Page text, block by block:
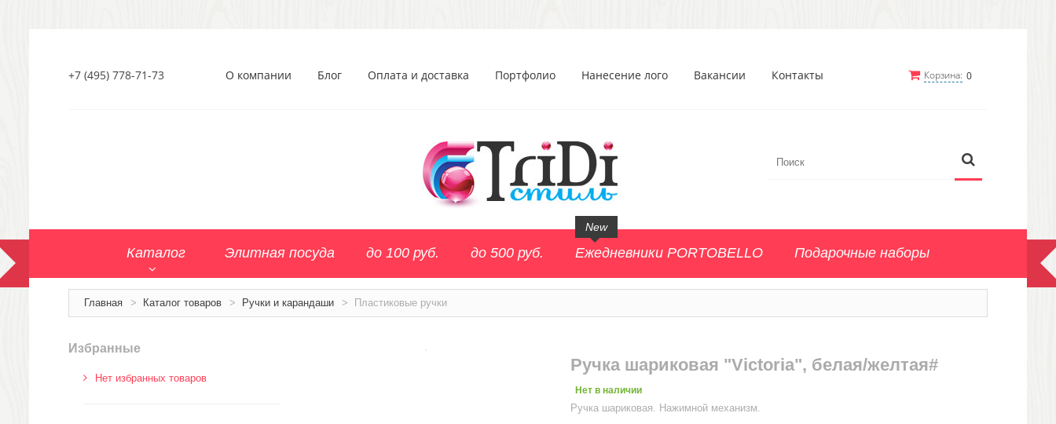
Корзина: 0
+7 (495) 778-71-73 О компании Блог Оплата и доставка Портфолио Нанесение лого Вакансии Контакты
Каталог Элитная посуда до 100 руб. до 500 руб. Ежедневники PORTOBELLO
New
Подарочные наборы
Главная > Каталог товаров > Ручки и карандаши > Пластиковые ручки
Ручка шариковая "Victoria", белая/желтая#
Нет в наличии
Ручка шариковая. Нажимной механизм.
Избранные
Нет избранных товаров